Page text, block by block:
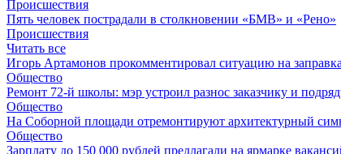
Происшествия
Пять человек пострадали в столкновении «БМВ» и «Рено»
Происшествия
Читать все
Игорь Артамонов прокомментировал ситуацию на
Общество
Ремонт 72‑й школы: мэр устроил разнос заказчику и
Общество
На Соборной площади отремонтируют архитектурный
Общество
Зарплату до 150 000 рублей предлагали на ярмарке